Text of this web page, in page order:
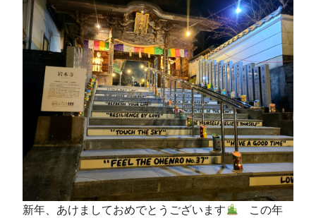
新年、あけましておめでとうございます
この年